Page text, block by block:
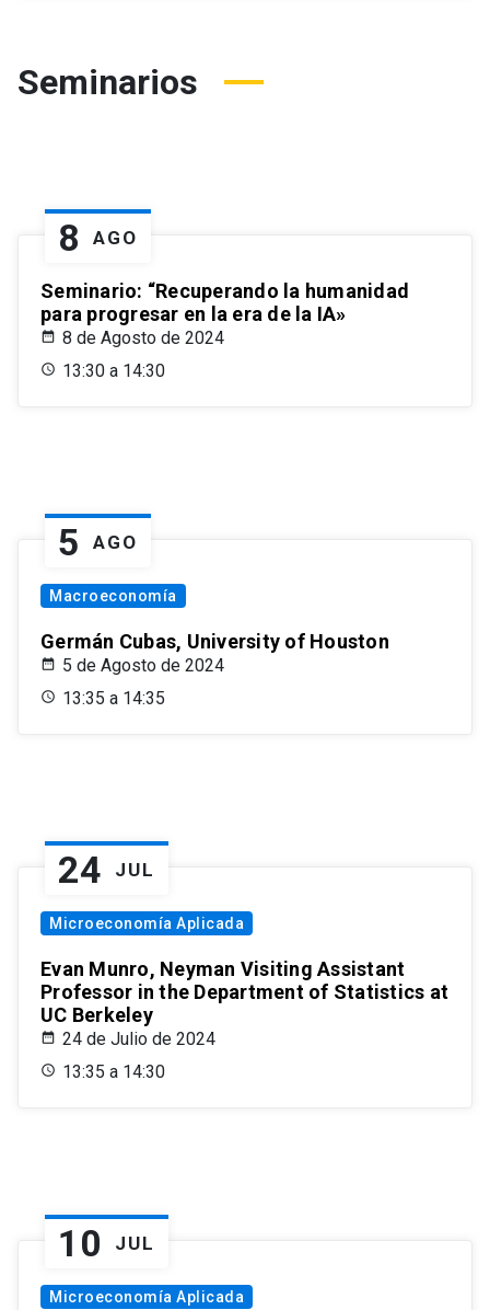
Seminarios
8 AGO
Seminario: “Recuperando la humanidad
para progresar en la era de la IA»
8 de Agosto de 2024
13:30 a 14:30
5 AGO
Macroeconomía
Germán Cubas, University of Houston
5 de Agosto de 2024
13:35 a 14:35
24 JUL
Microeconomía Aplicada
Evan Munro, Neyman Visiting Assistant
Professor in the Department of Statistics at
UC Berkeley
24 de Julio de 2024
13:35 a 14:30
10 JUL
Microeconomía Aplicada